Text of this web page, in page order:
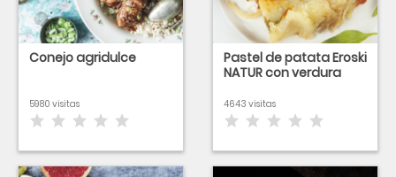
Conejo agridulce
5980 visitas
Pastel de patata Eroski
NATUR con verdura
4643 visitas